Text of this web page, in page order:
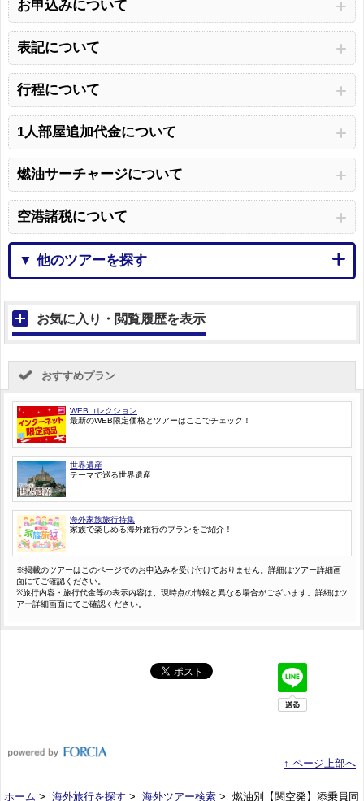
お申込みについて
表記について
行程について
1人部屋追加代金について
燃油サーチャージについて
空港諸税について
▼ 他のツアーを探す
お気に入り・閲覧履歴を表示
おすすめプラン
WEBコレクション
最新のWEB限定価格とツアーはここでチェック！
世界遺産
テーマで巡る世界遺産
海外家族旅行特集
家族で楽しめる海外旅行のプランをご紹介！
※掲載のツアーはこのページでのお申込みを受け付けておりません。詳細はツアー詳細画
面にてご確認ください。
※旅行内容・旅行代金等の表示内容は、現時点の情報と異なる場合がございます。詳細はツ
アー詳細画面にてご確認ください。
↑ ページ上部へ
ホーム > 海外旅行を探す > 海外ツアー検索 > 燃油別【関空発】添乗員同